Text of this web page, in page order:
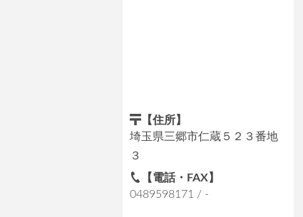
【住所】
埼玉県三郷市仁蔵５２３番地
３
【電話・FAX】
0489598171 / -